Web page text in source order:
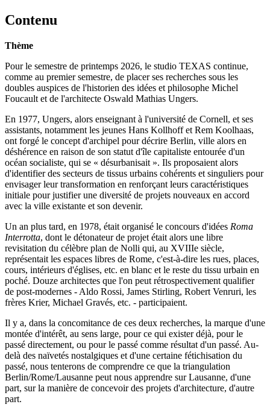
Contenu
Thème
Pour le semestre de printemps 2026, le studio TEXAS continue,
comme au premier semestre, de placer ses recherches sous les
doubles auspices de l'historien des idées et philosophe Michel
Foucault et de l'architecte Oswald Mathias Ungers.
En 1977, Ungers, alors enseignant à l'université de Cornell, et ses
assistants, notamment les jeunes Hans Kollhoff et Rem Koolhaas,
ont forgé le concept d'archipel pour décrire Berlin, ville alors en
déshérence en raison de son statut d'île capitaliste entourée d'un
océan socialiste, qui se « désurbanisait ». Ils proposaient alors
d'identifier des secteurs de tissus urbains cohérents et singuliers pour
envisager leur transformation en renforçant leurs caractéristiques
initiale pour justifier une diversité de projets nouveaux en accord
avec la ville existante et son devenir.
Un an plus tard, en 1978, était organisé le concours d'idées Roma
Interrotta, dont le détonateur de projet était alors une libre
revisitation du célèbre plan de Nolli qui, au XVIIIe siècle,
représentait les espaces libres de Rome, c'est-à-dire les rues, places,
cours, intérieurs d'églises, etc. en blanc et le reste du tissu urbain en
poché. Douze architectes que l'on peut rétrospectivement qualifier
de post-modernes - Aldo Rossi, James Stirling, Robert Venruri, les
frères Krier, Michael Gravés, etc. - participaient.
Il y a, dans la concomitance de ces deux recherches, la marque d'une
montée d'intérêt, au sens large, pour ce qui exister déjà, pour le
passé directement, ou pour le passé comme résultat d'un passé. Au-
delà des naïvetés nostalgiques et d'une certaine fétichisation du
passé, nous tenterons de comprendre ce que la triangulation
Berlin/Rome/Lausanne peut nous apprendre sur Lausanne, d'une
part, sur la manière de concevoir des projets d'architecture, d'autre
part.